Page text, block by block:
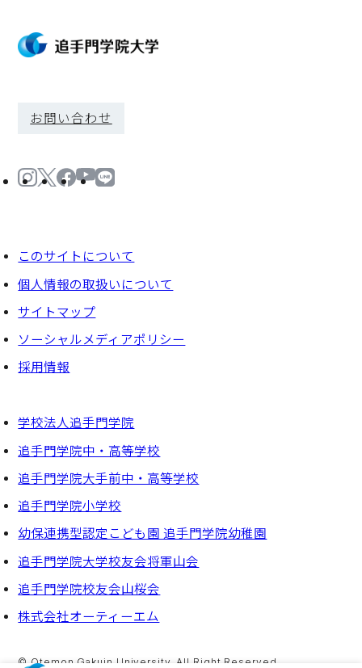
お問い合わせ
このサイトについて
個⼈情報の取扱いについて
サイトマップ
ソーシャルメディアポリシー
採⽤情報
学校法人追手門学院
追手門学院中・高等学校
追手門学院大手前中・高等学校
追手門学院小学校
幼保連携型認定こども園 追手門学院幼稚園
追手門学院大学校友会将軍山会
追手門学院校友会山桜会
株式会社オーティーエム
© Otemon Gakuin University. All Right Reserved.